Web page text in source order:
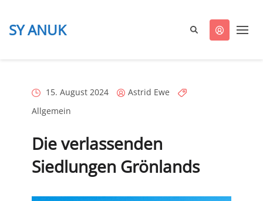
SY ANUK
Posted
on
15. August 2024
Posted
Astrid Ewe
Allgemein
Die verlassenden
Siedlungen Grönlands